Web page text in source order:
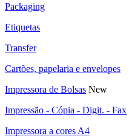
Packaging
Etiquetas
Transfer
Cartões, papelaria e envelopes
Impressora de Bolsas New
Impressão - Cópia - Digit. - Fax
Impressora a cores A4